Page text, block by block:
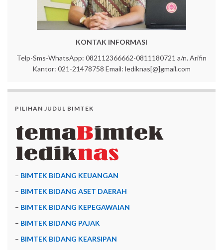
KONTAK INFORMASI
Telp-Sms-WhatsApp: 082112366662-0811180721 a/n. Arifin
Kantor: 021-21478758 Email: lediknas[@]gmail.com
PILIHAN JUDUL BIMTEK
– BIMTEK BIDANG KEUANGAN
– BIMTEK BIDANG ASET DAERAH
– BIMTEK BIDANG KEPEGAWAIAN
– BIMTEK BIDANG PAJAK
– BIMTEK BIDANG KEARSIPAN